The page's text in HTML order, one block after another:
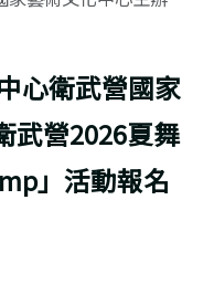
心衛武營國家
武營2026夏舞
」活動報名